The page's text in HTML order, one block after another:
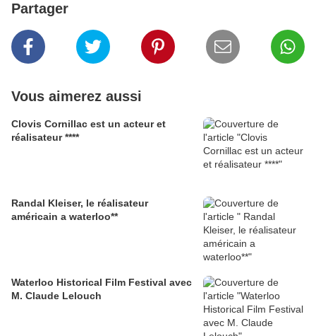
Partager
Vous aimerez aussi
Clovis Cornillac est un acteur et
réalisateur ****
Randal Kleiser, le réalisateur
américain a waterloo**
Waterloo Historical Film Festival avec
M. Claude Lelouch